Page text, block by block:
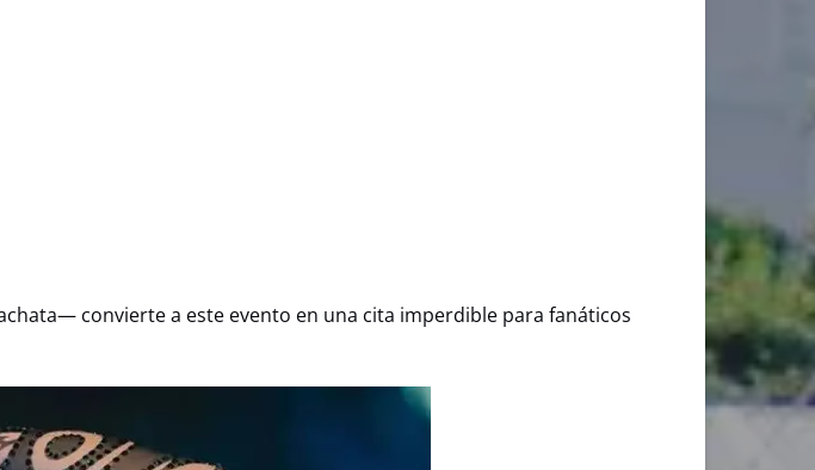
convierte a este evento en una cita imperdible para fanáticos